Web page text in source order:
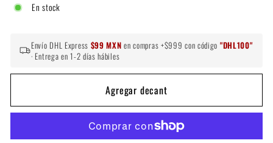
En stock
Envío DHL Express $99 MXN en compras +$999 con código "DHL100"
· Entrega en 1-2 días hábiles
Agregar decant